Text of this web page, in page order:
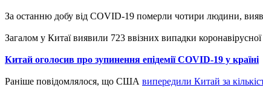
За останню добу від COVID-19 померли чотири людини,
Загалом у Китаї виявили 723 ввізних випадки коронавірусної
Китай оголосив про зупинення епідемії COVID-19 у країні
Раніше повідомлялося, що США випередили Китай за